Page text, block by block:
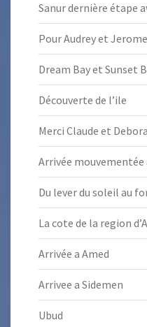
Sanur dernière étape
Pour Audrey et Jerome
Dream Bay et Sunset
Découverte de l’ile
Merci Claude et
Arrivée mouvementée
Du lever du soleil au
La cote de la region
Arrivée a Amed
Arrivee a Sidemen
Ubud